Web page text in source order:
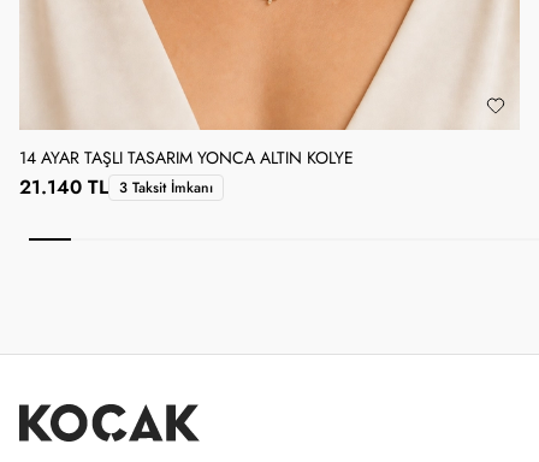
14 AYAR TAŞLI TASARIM YONCA ALTIN KOLYE
21.140 TL 3 Taksit İmkanı